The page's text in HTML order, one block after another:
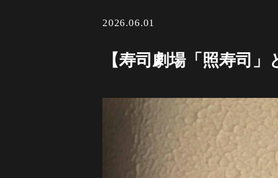
2026.06.01
【寿司劇場「照寿司